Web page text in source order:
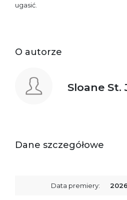
ugasić.
O autorze
Sloane St.
Dane szczegółowe
Data premiery: